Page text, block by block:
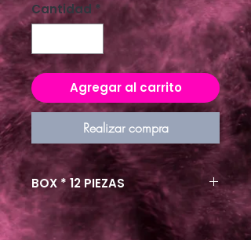
Cantidad *
Agregar al carrito
Realizar compra
BOX * 12 PIEZAS